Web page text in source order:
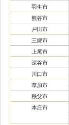
羽生市
熊谷市
戸田市
三郷市
上尾市
深谷市
川口市
草加市
秩父市
本庄市